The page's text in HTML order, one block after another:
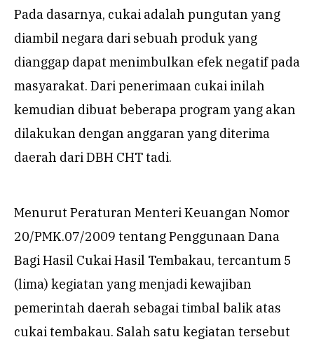
Pada dasarnya, cukai adalah pungutan yang
diambil negara dari sebuah produk yang
dianggap dapat menimbulkan efek negatif pada
masyarakat. Dari penerimaan cukai inilah
kemudian dibuat beberapa program yang akan
dilakukan dengan anggaran yang diterima
daerah dari DBH CHT tadi.
Menurut Peraturan Menteri Keuangan Nomor
20/PMK.07/2009 tentang Penggunaan Dana
Bagi Hasil Cukai Hasil Tembakau, tercantum 5
(lima) kegiatan yang menjadi kewajiban
pemerintah daerah sebagai timbal balik atas
cukai tembakau. Salah satu kegiatan tersebut